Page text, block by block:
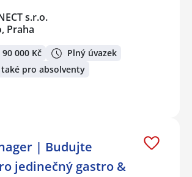
s.r.o.
Praha
000 Kč
Plný úvazek
pro absolventy
| Budujte
jedinečný gastro &